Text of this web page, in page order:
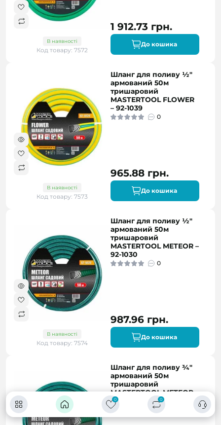
0 0
В наявності
Код товару: 7572
1 912.73 грн.
До кошика
В наявності
Код товару: 7573
Шланг для поливу ½"
армований 50м
тришаровий
MASTERTOOL FLOWER
– 92-1039
0
965.88 грн.
До кошика
В наявності
Код товару: 7574
Шланг для поливу ½"
армований 50м
тришаровий
MASTERTOOL METEOR –
92-1030
0
987.96 грн.
До кошика
Шланг для поливу ¾"
армований 50м
тришаровий
MASTERTOOL METEOR –
92-1034
0